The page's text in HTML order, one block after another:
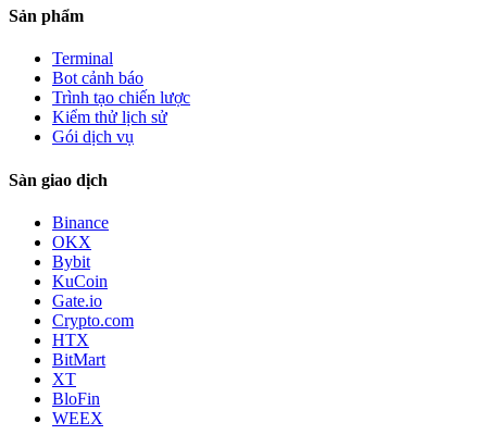
Sản phẩm
Terminal
Bot cảnh báo
Trình tạo chiến lược
Kiểm thử lịch sử
Gói dịch vụ
Sàn giao dịch
Binance
OKX
Bybit
KuCoin
Gate.io
Crypto.com
HTX
BitMart
XT
BloFin
WEEX